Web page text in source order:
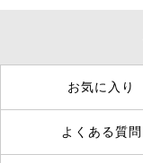
お気に入り
よくある質問